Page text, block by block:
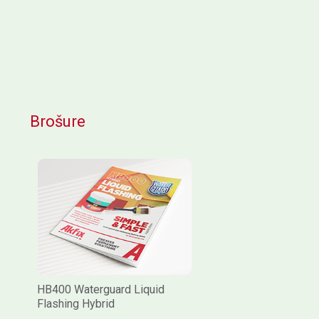
Brošure
HB400 Waterguard Liquid
Flashing Hybrid